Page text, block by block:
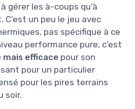
gérer les à-coups qu’à
un peu le jeu avec
pas spécifique à ce
performance pure, c’est
mais efficace pour son
pour un particulier
pour les pires terrains
soir.